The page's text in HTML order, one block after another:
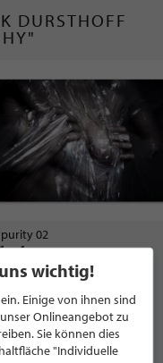
DURSTHOFF
02
anfrage
DURSTHOFF
wichtig!
Einige von ihnen sind
Onlineangebot zu
Sie können dies
"Individuelle